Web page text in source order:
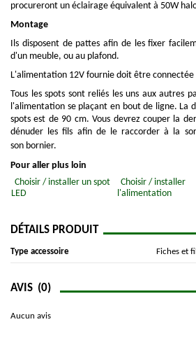
procureront un éclairage équivalent à 50W
Montage
Ils disposent de pattes afin de les fixer
d'un meuble, ou au plafond.
L'alimentation 12V fournie doit être connectée
Tous les spots sont reliés les uns aux autres
l'alimentation se plaçant en bout de ligne. La
spots est de 90 cm. Vous devrez couper la
dénuder les fils afin de le raccorder à la
son bornier.
Pour aller plus loin
Choisir / installer un spot
LED
Choisir / installer
l'alimentation
DÉTAILS PRODUIT
Type accessoire Fiches et
AVIS (0)
Aucun avis